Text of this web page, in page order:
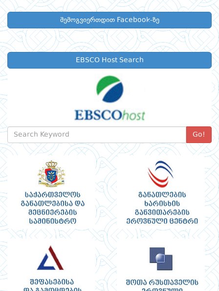
შემოგვიერთდით Facebook-ზე
EBSCO Host Search
Go!